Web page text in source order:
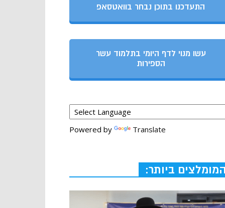
התעדכנו בתוכן נבחר בוואטסאפ
עשו מנוי לדף היומי בתלמוד עשר
הספירות
Powered by Translate
המומלצים ביותר: